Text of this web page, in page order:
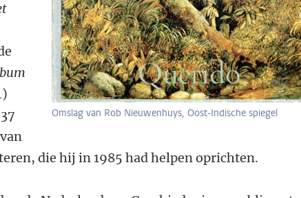
Omslag van Rob Nieuwenhuys, Oost-Indische spiegel
die hij in 1985 had helpen oprichten.